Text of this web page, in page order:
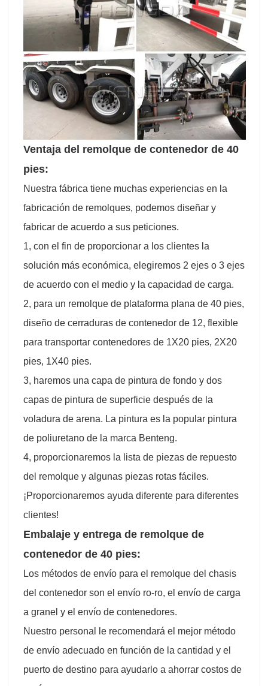
Ventaja del remolque de contenedor de 40
pies:
Nuestra fábrica tiene muchas experiencias en la
fabricación de remolques, podemos diseñar y
fabricar de acuerdo a sus peticiones.
1, con el fin de proporcionar a los clientes la
solución más económica, elegiremos 2 ejes o 3 ejes
de acuerdo con el medio y la capacidad de carga.
2, para un remolque de plataforma plana de 40 pies,
diseño de cerraduras de contenedor de 12, flexible
para transportar contenedores de 1X20 pies, 2X20
pies, 1X40 pies.
3, haremos una capa de pintura de fondo y dos
capas de pintura de superficie después de la
voladura de arena. La pintura es la popular pintura
de poliuretano de la marca Benteng.
4, proporcionaremos la lista de piezas de repuesto
del remolque y algunas piezas rotas fáciles.
¡Proporcionaremos ayuda diferente para diferentes
clientes!
Embalaje y entrega de remolque de
contenedor de 40 pies:
Los métodos de envío para el remolque del chasis
del contenedor son el envío ro-ro, el envío de carga
a granel y el envío de contenedores.
Nuestro personal le recomendará el mejor método
de envío adecuado en función de la cantidad y el
puerto de destino para ayudarlo a ahorrar costos de